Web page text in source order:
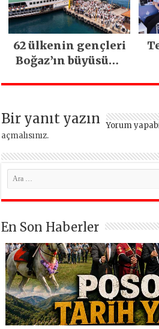
62 ülkenin gençleri
Boğaz’ın büyüsüne
Bir yanıt yazın Yorum
açmalısınız.
En Son Haberler